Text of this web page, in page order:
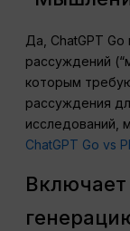
Да, ChatGPT
рассуждений
которым
рассуждения
исследований,
ChatGPT Go vs
Включает